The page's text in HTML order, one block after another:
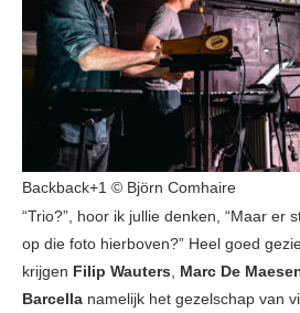
Backback+1 © Björn Comhaire
“Trio?”, hoor ik jullie denken, “Maar er
op die foto hierboven?” Heel goed
krijgen Filip Wauters, Marc De
Barcella namelijk het gezelschap van